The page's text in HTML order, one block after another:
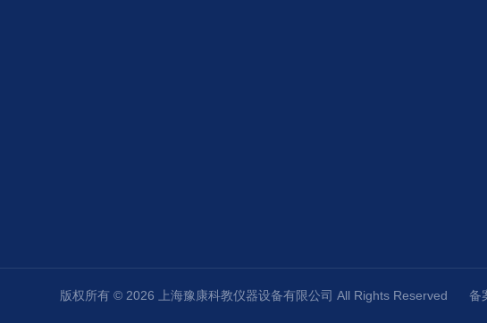
版权所有 © 2026 上海豫康科教仪器设备有限公司 All Rights Reserved备